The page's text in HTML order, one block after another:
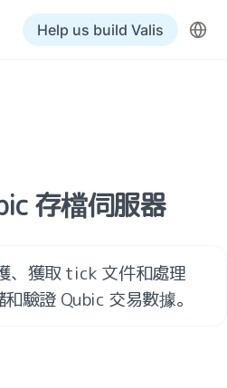
Help us build Valis
存檔伺服器
、獲取 tick 文件和處理
驗證 Qubic 交易數據。